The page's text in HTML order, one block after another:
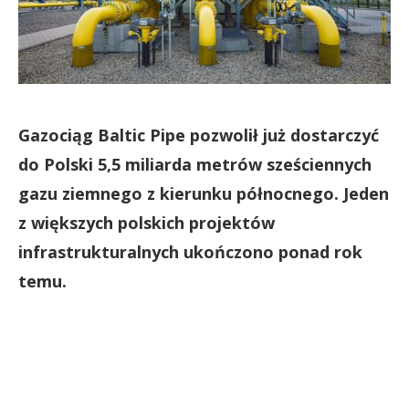
Gazociąg Baltic Pipe pozwolił już dostarczyć
do Polski 5,5 miliarda metrów sześciennych
gazu ziemnego z kierunku północnego. Jeden
z większych polskich projektów
infrastrukturalnych ukończono ponad rok
temu.